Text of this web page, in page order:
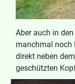
Aber auch in
manchmal noch
direkt neben
geschützten